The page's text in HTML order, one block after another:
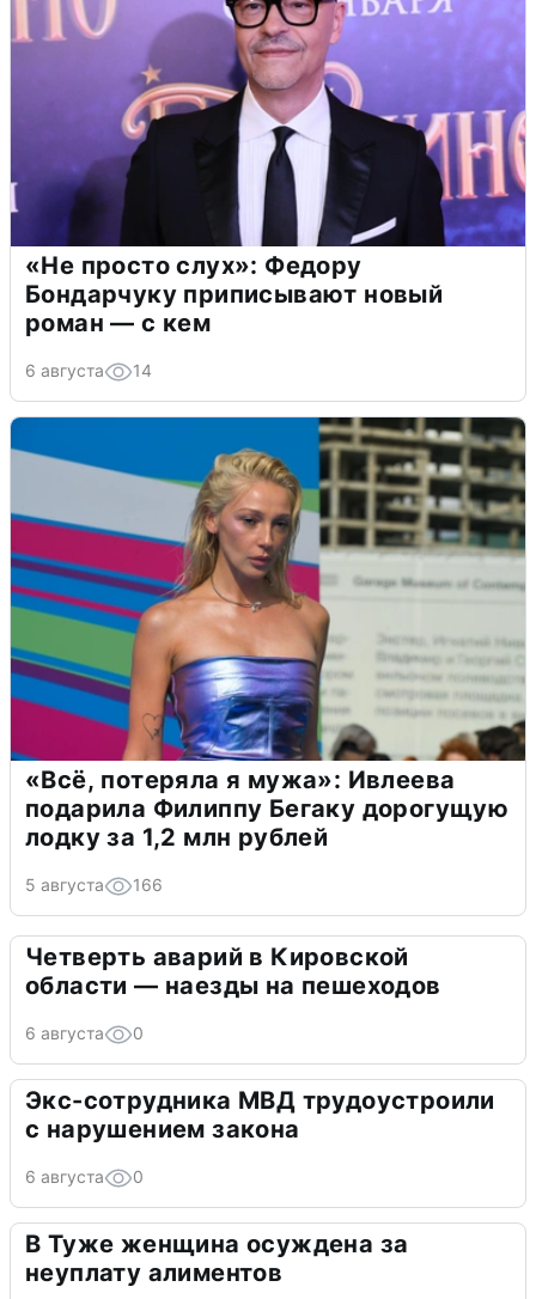
«Не просто слух»: Федору
Бондарчуку приписывают новый
роман — с кем
6 августа 14
«Всё, потеряла я мужа»: Ивлеева
подарила Филиппу Бегаку дорогущую
лодку за 1,2 млн рублей
5 августа 166
Четверть аварий в Кировской
области — наезды на пешеходов
6 августа 0
Экс-сотрудника МВД трудоустроили
с нарушением закона
6 августа 0
В Туже женщина осуждена за
неуплату алиментов